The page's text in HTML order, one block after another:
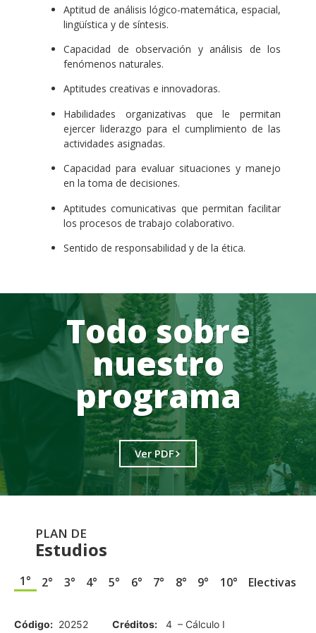
Aptitud de análisis lógico-matemática, espacial,
lingüística y de síntesis.
Capacidad de observación y análisis de los
fenómenos naturales.
Aptitudes creativas e innovadoras.
Habilidades organizativas que le permitan
ejercer liderazgo para el cumplimiento de las
actividades asignadas.
Capacidad para evaluar situaciones y manejo
en la toma de decisiones.
Aptitudes comunicativas que permitan facilitar
los procesos de trabajo colaborativo.
Sentido de responsabilidad y de la ética.
Todo sobre
nuestro
programa
Ver PDF
PLAN DE
Estudios
1° 2° 3° 4° 5° 6° 7° 8° 9° 10° Electivas
Código: 20252 Créditos: 4 – Cálculo I